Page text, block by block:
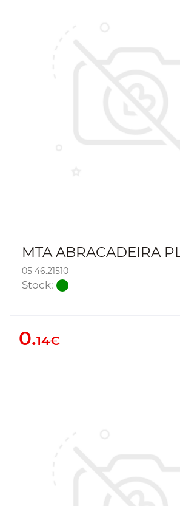
MTA ABRACADEIRA
05 46.21510
Stock:
0.14€